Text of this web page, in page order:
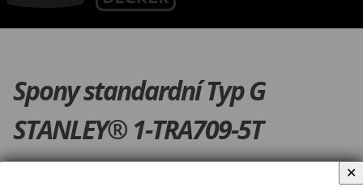
Spony standardní Typ G
STANLEY® 1-TRA709-5T
✕